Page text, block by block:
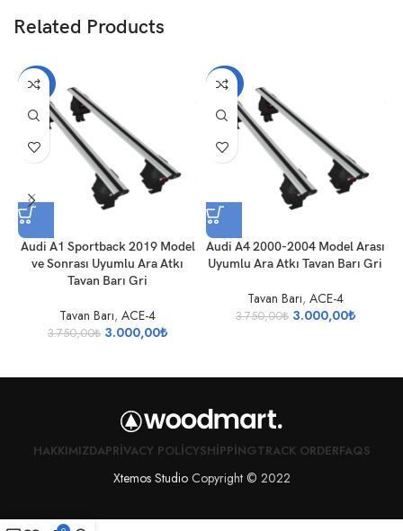
Related Products
-20%
Audi A1 Sportback 2019 Model
ve Sonrası Uyumlu Ara Atkı
Tavan Barı Gri
Tavan Barı, ACE-4
3.750,00₺ 3.000,00₺
-20%
Audi A4 2000-2004 Model Arası
Uyumlu Ara Atkı Tavan Barı Gri
Tavan Barı, ACE-4
3.750,00₺ 3.000,00₺
HAKKIMIZDAPRIVACY POLICYSHIPPINGTRACK ORDERFAQS
Xtemos StudioCopyright © 2022